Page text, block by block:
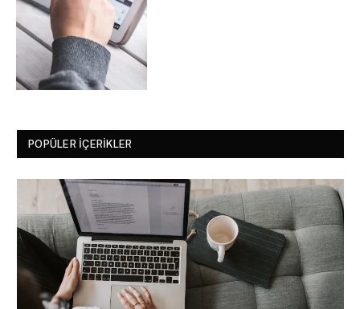
POPÜLER İÇERIKLER